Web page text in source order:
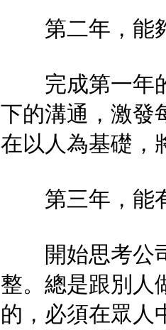
第二年，能夠
完成第一年的
下的溝通，激發
在以人為基礎，
第三年，能有
開始思考公司
整。總是跟別人
的，必須在眾人